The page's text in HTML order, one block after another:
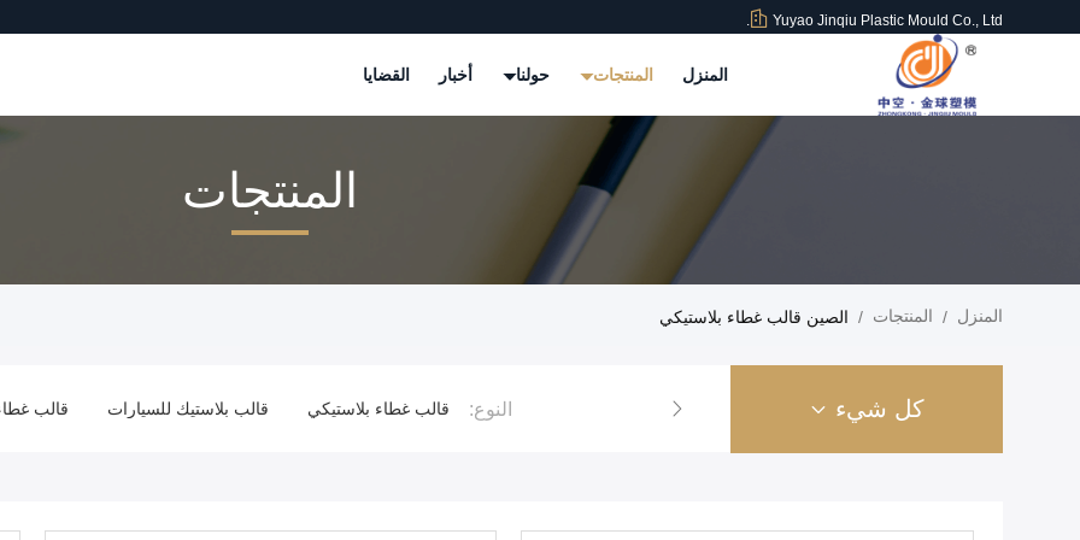
Yuyao Jinqiu Plastic Mould Co., Ltd.
المنزل المنتجات حولنا أخبار القضايا
المنتجات
المنزل / المنتجات / الصين قالب غطاء بلاستيكي
كل شيء النوع: حقن قالب من البلاستيك قالب غطاء بلاستيكي قالب بلاستيك للسيارات قالب غطاء الزجاجة